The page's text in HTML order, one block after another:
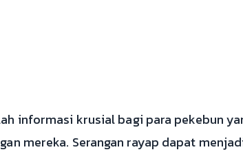
informasi krusial bagi para pekebun
mereka. Serangan rayap dapat